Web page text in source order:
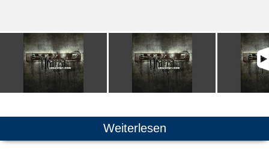
Weiterlesen